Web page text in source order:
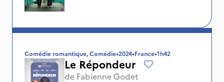
Comédie romantique, Comédie•2024•France•1h42
Le Répondeur
de Fabienne Godet